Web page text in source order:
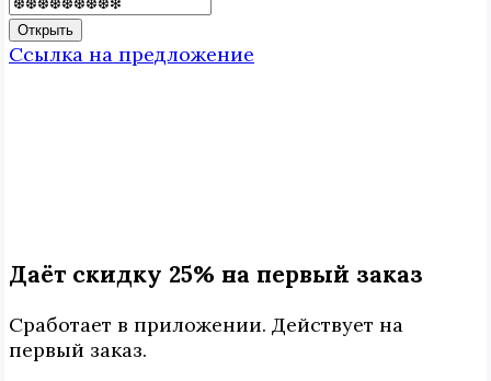
Открыть
Ссылка на предложение
Даёт скидку 25% на первый заказ
Сработает в приложении. Действует на
первый заказ.